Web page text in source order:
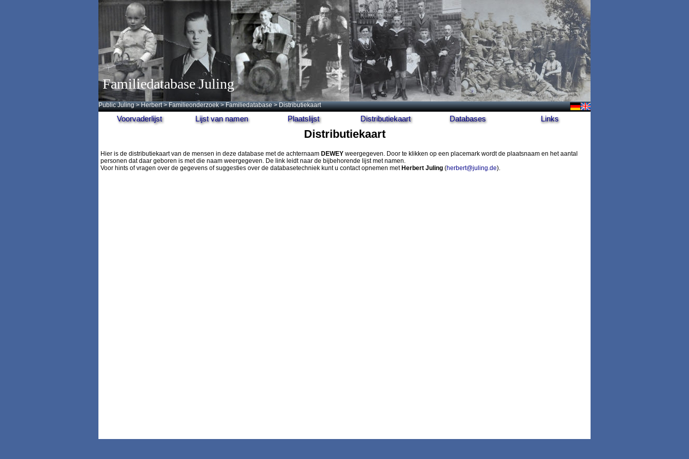
Familiedatabase Juling
Public Juling >Herbert >Familieonderzoek >Familiedatabase > Distributiekaart
Voorvaderlijst Lijst van namen Plaatslijst Distributiekaart Databases Links
Distributiekaart
Hier is de distributiekaart van de mensen in deze database met de achternaam DEWEY weergegeven. Door te klikken op een placemark wordt de plaatsnaam en het aantal
personen dat daar geboren is met die naam weergegeven. De link leidt naar de bijbehorende lijst met namen.
Voor hints of vragen over de gegevens of suggesties over de databasetechniek kunt u contact opnemen met Herbert Juling (herbert@juling.de).